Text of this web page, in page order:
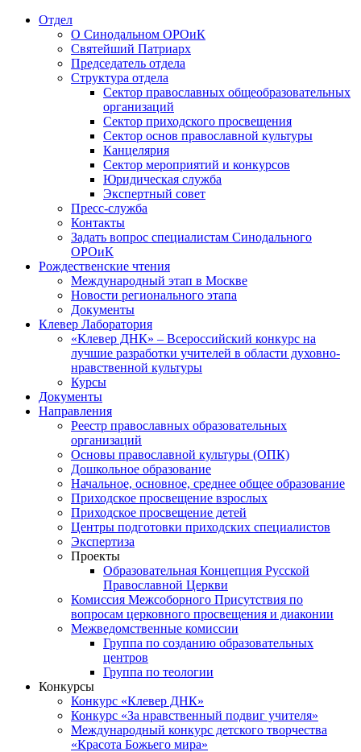
Отдел
О Синодальном ОРОиК
Святейший Патриарх
Председатель отдела
Структура отдела
Сектор православных общеобразовательных
организаций
Сектор приходского просвещения
Сектор основ православной культуры
Канцелярия
Сектор мероприятий и конкурсов
Юридическая служба
Экспертный совет
Пресс-служба
Контакты
Задать вопрос специалистам Синодального
ОРОиК
Рождественские чтения
Международный этап в Москве
Новости регионального этапа
Документы
Клевер Лаборатория
«Клевер ДНК» – Всероссийский конкурс на
лучшие разработки учителей в области духовно-
нравственной культуры
Курсы
Документы
Направления
Реестр православных образовательных
организаций
Основы православной культуры (ОПК)
Дошкольное образование
Начальное, основное, среднее общее образование
Приходское просвещение взрослых
Приходское просвещение детей
Центры подготовки приходских специалистов
Экспертиза
Проекты
Образовательная Концепция Русской
Православной Церкви
Комиссия Межсоборного Присутствия по
вопросам церковного просвещения и диаконии
Межведомственные комиссии
Группа по созданию образовательных
центров
Группа по теологии
Конкурсы
Конкурс «Клевер ДНК»
Конкурс «За нравственный подвиг учителя»
Международный конкурс детского творчества
«Красота Божьего мира»